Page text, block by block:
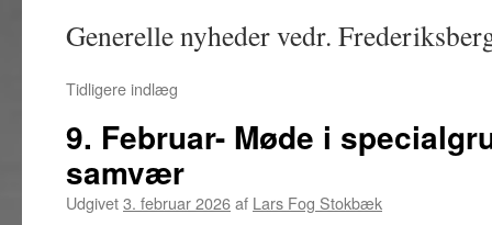
Generelle nyheder vedr.
Tidligere indlæg
9. Februar- Møde i
samvær
Udgivet3. februar 2026af Lars Fog Stokbæk